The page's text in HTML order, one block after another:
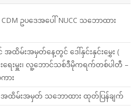
CDM ဥပဒေအပေါ် NUCC သဘောထား
အထိမ်းအမှတ်နေ့တွင် ဒေါ်နှင်းနှင်းမွှေး (
းမှူး၊ လူ့ဘောင်သစ်ဒီမိုကရက်တစ်ပါတီ –
ား
အထိမ်းအမှတ် သဘောထား ထုတ်ပြန်ချက်